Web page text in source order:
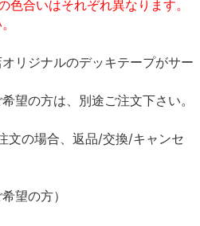
合いはそれぞれ異なります。
リジナルのデッキテープがサー
望の方は、別途ご注文下さい。
文の場合、返品/交換/キャンセ
望の方）